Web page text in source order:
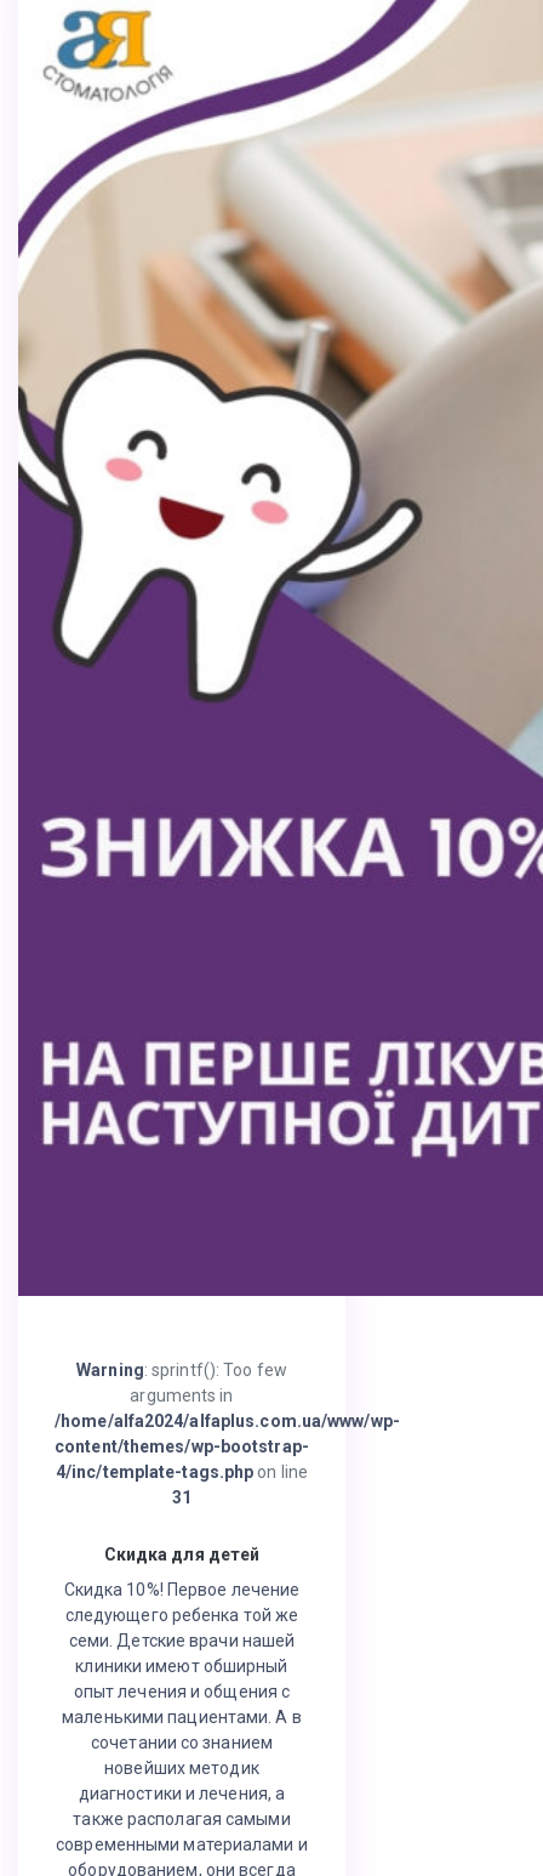
Warning: sprintf(): Too few
arguments in
/home/alfa2024/alfaplus.com.ua/www/wp-
content/themes/wp-bootstrap-
4/inc/template-tags.php on line
31
Скидка для детей
Скидка 10%! Первое лечение
следующего ребенка той же
семи. Детские врачи нашей
клиники имеют обширный
опыт лечения и общения с
маленькими пациентами. А в
сочетании со знанием
новейших методик
диагностики и лечения, а
также располагая самыми
современными материалами и
оборудованием, они всегда